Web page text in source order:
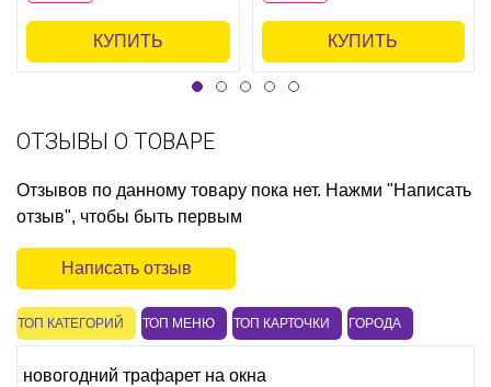
КУПИТЬ КУПИТЬ
ОТЗЫВЫ О ТОВАРЕ
Отзывов по данному товару пока нет. Нажми "Написать
отзыв", чтобы быть первым
Написать отзыв
ТОП КАТЕГОРИЙ ТОП МЕНЮ ТОП КАРТОЧКИ ГОРОДА
новогодний трафарет на окна